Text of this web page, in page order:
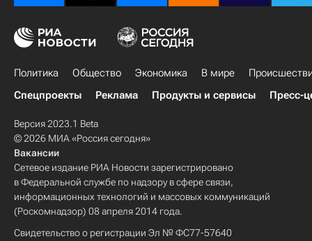
Политика Общество Экономика В мире
Спецпроекты
Реклама Продукты и сервисы Пресс-
Версия 2023.1 Beta
© 2026 МИА «Россия сегодня»
Вакансии
Сетевое издание РИА Новости зарегистрировано
в Федеральной службе по надзору в сфере связи,
информационных технологий и массовых коммуникаций
(Роскомнадзор) 08 апреля 2014 года.
Свидетельство о регистрации Эл № ФС77-57640